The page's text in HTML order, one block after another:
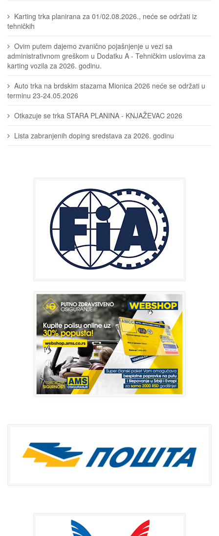
Karting trka planirana za 01/02.08.2026., neće se održati iz
tehničkih
Ovim putem dajemo zvanično pojašnjenje u vezi sa
administrativnom greškom u Dodatku A - Tehničkim uslovima za
karting vozila za 2026. godinu.
Auto trka na brdskim stazama Mionica 2026 neće se održati u
terminu 23-24.05.2026
Otkazuje se trka STARA PLANINA - KNJAŽEVAC 2026
Lista zabranjenih doping sredstava za 2026. godinu